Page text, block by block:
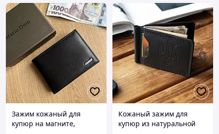
Зажим кожаный для
купюр на магните,
Кожаный зажим для
купюр из натуральной